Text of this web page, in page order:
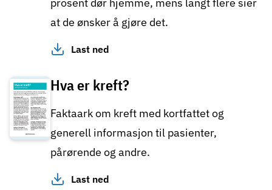
at de ønsker å gjøre det.
Last ned
Hva er kreft?
Faktaark om kreft med kortfattet og
generell informasjon til pasienter,
pårørende og andre.
Last ned